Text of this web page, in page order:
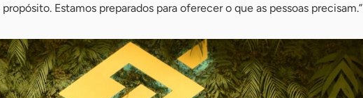
Estamos preparados para oferecer o que as pessoas precisam.”